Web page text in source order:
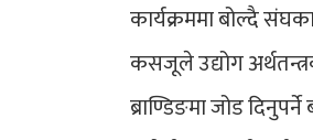
कार्यक्रममा बोल्दै
कसजूले उद्योग
ब्राण्डिङमा जोड